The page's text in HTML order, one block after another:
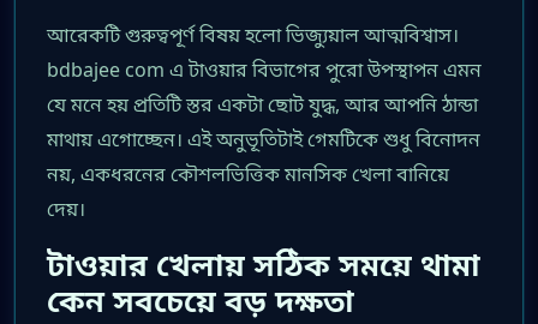
আরেকটি গুরুত্বপূর্ণ বিষয় হলো ভিজ্যুয়াল আত্মবিশ্বাস।
bdbajee com এ টাওয়ার বিভাগের পুরো উপস্থাপন এমন
যে মনে হয় প্রতিটি স্তর একটা ছোট যুদ্ধ, আর আপনি ঠান্ডা
মাথায় এগোচ্ছেন। এই অনুভূতিটাই গেমটিকে শুধু বিনোদন
নয়, একধরনের কৌশলভিত্তিক মানসিক খেলা বানিয়ে
দেয়।
টাওয়ার খেলায় সঠিক সময়ে থামা
কেন সবচেয়ে বড় দক্ষতা